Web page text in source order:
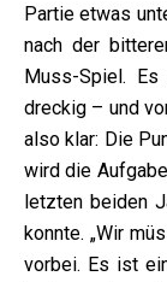
Partie etwas
nach der
Muss-Spiel.
dreckig – und
also klar: Die
wird die
letzten beiden
konnte. „Wir
vorbei. Es ist